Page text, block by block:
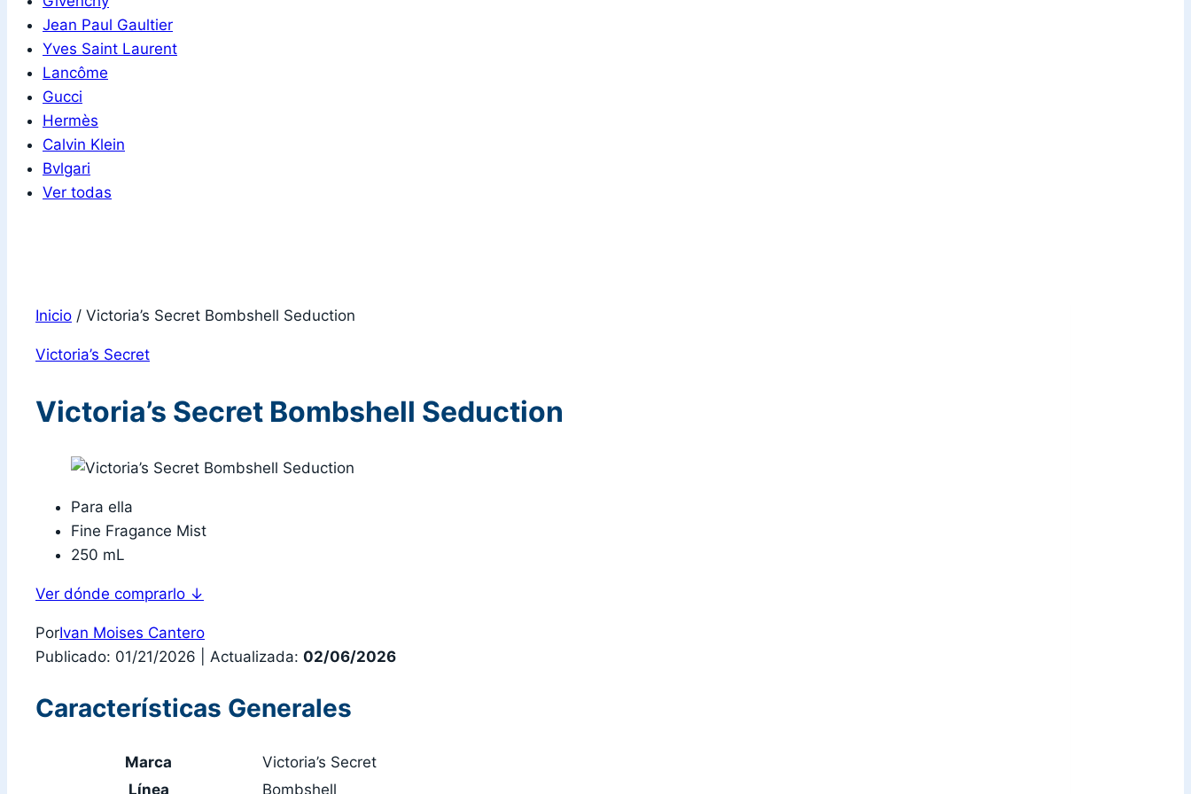
Jean Paul Gaultier
Yves Saint Laurent
Lancôme
Gucci
Hermès
Calvin Klein
Bvlgari
Ver todas
Inicio / Victoria’s Secret Bombshell Seduction
Victoria’s Secret
Victoria’s Secret Bombshell Seduction
Para ella
Fine Fragance Mist
250 mL
Ver dónde comprarlo ↓
PorIvan Moises Cantero
Publicado: 01/21/2026
Actualizada: 02/06/2026
Características Generales
Marca
Victoria’s Secret
Línea
Bombshell